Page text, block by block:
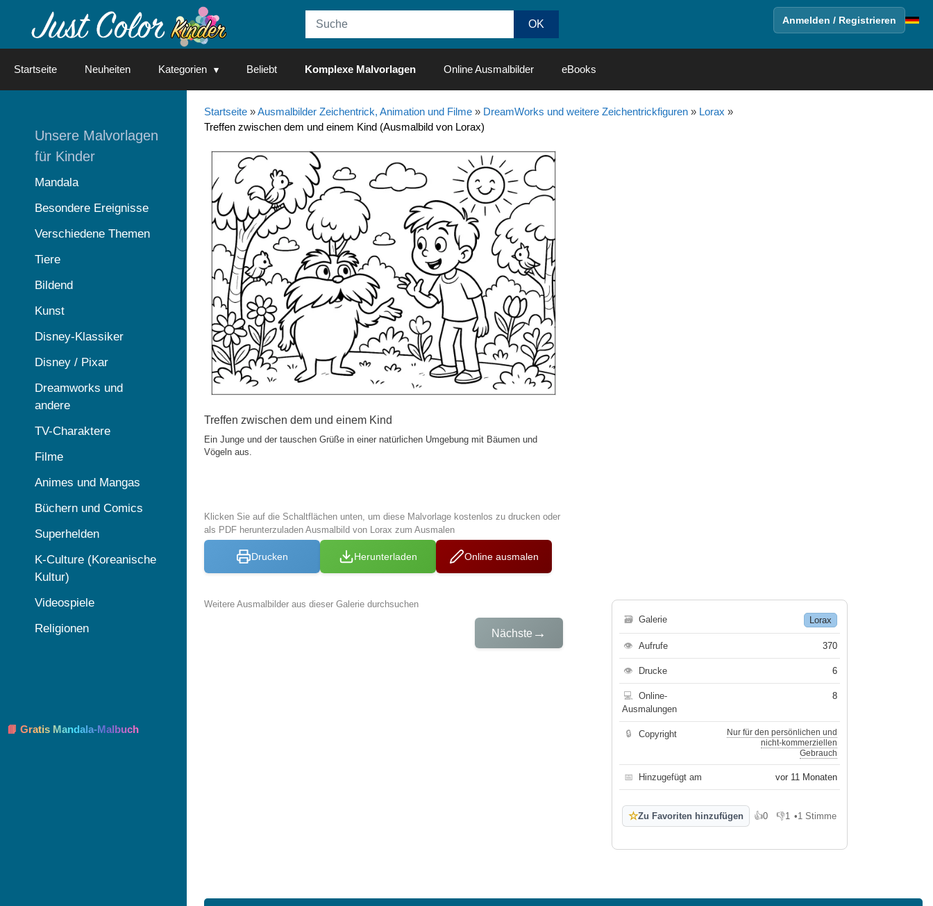
Anmelden / Registrieren
Startseite Neuheiten Kategorien Beliebt Komplexe Malvorlagen Online Ausmalbilder eBooks
Startseite»Ausmalbilder Zeichentrick, Animation und Filme» DreamWorks und weitere Zeichentrickfiguren» Lorax »
Treffen zwischen dem und einem Kind (Ausmalbild von Lorax)
Treffen zwischen dem und einem Kind
Ein Junge und der tauschen Grüße in einer natürlichen Umgebung mit Bäumen und
Vögeln aus.
Klicken Sie auf die Schaltflächen unten, um diese Malvorlage kostenlos zu drucken oder
als PDF herunterzuladen Ausmalbild von Lorax zum Ausmalen
Drucken Herunterladen Online ausmalen
Weitere Ausmalbilder aus dieser Galerie durchsuchen
Nächste →
🗃 Galerie Lorax
👁 Aufrufe 370
👁 Drucke 6
💻
Online-
Ausmalungen
8
🔒 Copyright
Nur für den persönlichen und
nicht-kommerziellen
Gebrauch
📅 Hinzugefügt am vor 11 Monaten
☆Zu Favoriten hinzufügen 👍0
Gefällt mir
👎1
Gefällt mir nicht
•1 Stimme
Unsere Malvorlagen
für Kinder
Mandala
Besondere Ereignisse
Verschiedene Themen
Tiere
Bildend
Kunst
Disney-Klassiker
Disney / Pixar
Dreamworks und
andere
TV-Charaktere
Filme
Animes und Mangas
Büchern und Comics
Superhelden
K-Culture (Koreanische
Kultur)
Videospiele
Religionen
📘 Gratis Mandala-Malbuch